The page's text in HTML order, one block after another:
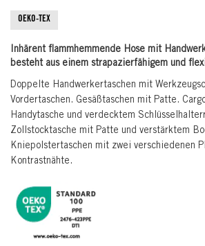
OEKO-TEX
Inhärent flammhemmende Hose mit
besteht aus einem strapazierfähigem und
Doppelte Handwerkertaschen mit
Vordertaschen. Gesäßtaschen mit Patte.
Handytasche und verdecktem
Zollstocktasche mit Patte und verstärktem
Kniepolstertaschen mit zwei verschiedenen
Kontrastnähte.